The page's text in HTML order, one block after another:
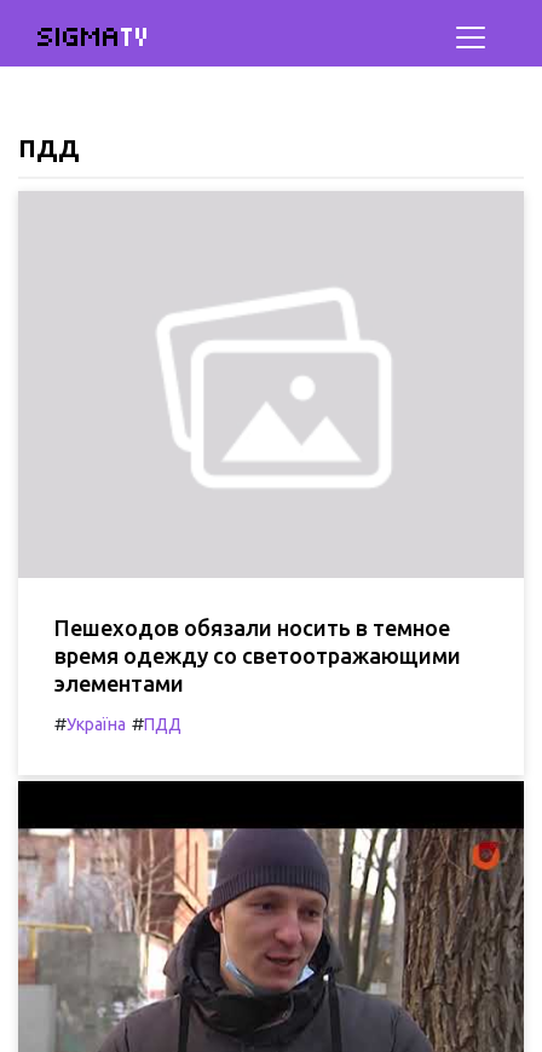
SIGMATV
ПДД
Пешеходов обязали носить в темное
время одежду со светоотражающими
элементами
#Україна #ПДД